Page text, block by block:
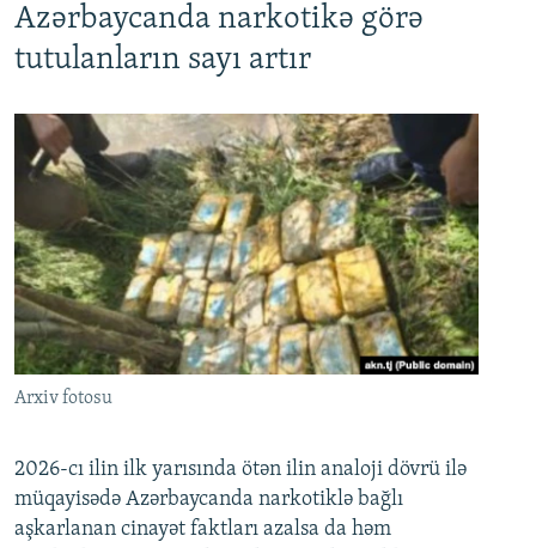
Azərbaycanda narkotikə görə
tutulanların sayı artır
Arxiv fotosu
2026-cı ilin ilk yarısında ötən ilin analoji dövrü ilə
müqayisədə Azərbaycanda narkotiklə bağlı
aşkarlanan cinayət faktları azalsa da həm